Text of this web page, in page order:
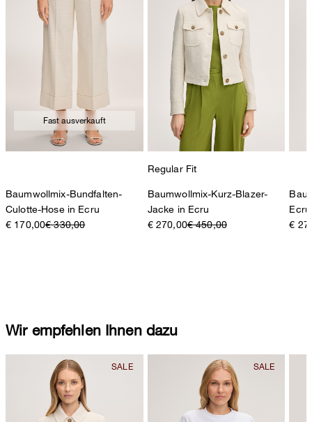
Fast ausverkauft
Baumwollmix-Bundfalten-
Culotte-Hose in Ecru
€ 170,00€ 330,00
Regular Fit
Baumwollmix-Kurz-Blazer-
Jacke in Ecru
€ 270,00€ 450,00
Ecru
€
Wir empfehlen Ihnen dazu
Baumwollmix-Bundfalten-Culotte-Hose in Ecru